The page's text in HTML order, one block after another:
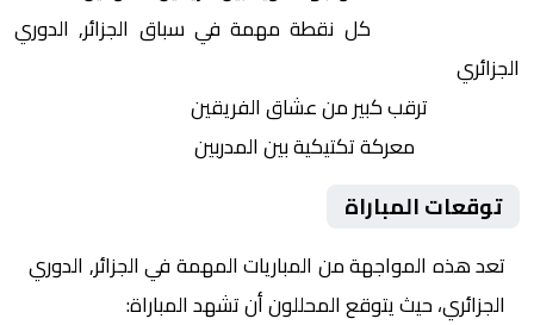
كل نقطة مهمة في سباق الجزائر, الدوري
الجزائري
ترقب كبير من عشاق الفريقين
معركة تكتيكية بين المدربين
توقعات المباراة
تعد هذه المواجهة من المباريات المهمة في الجزائر, الدوري
الجزائري، حيث يتوقع المحللون أن تشهد المباراة: